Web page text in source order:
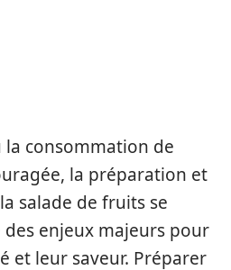
consommation de
la préparation et
salade de fruits se
enjeux majeurs pour
et leur saveur. Préparer